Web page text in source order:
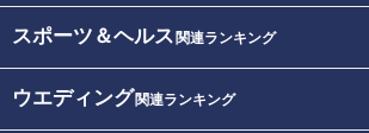
スポーツ＆ヘルス 関連ランキング
ウエディング関連ランキング